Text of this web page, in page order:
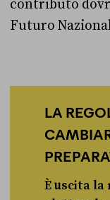
contributo
Futuro
LA
È uscita